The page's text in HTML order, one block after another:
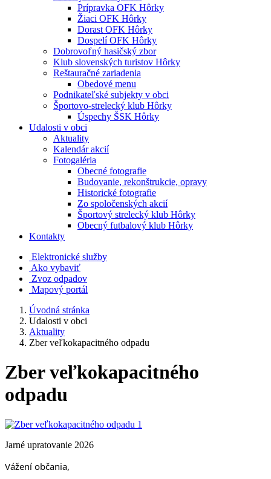
Prípravka OFK Hôrky
Žiaci OFK Hôrky
Dorast OFK Hôrky
Dospelí OFK Hôrky
Dobrovoľný hasičský zbor
Klub slovenských turistov Hôrky
Reštauračné zariadenia
Obedové menu
Podnikateľské subjekty v obci
Športovo-strelecký klub Hôrky
Úspechy ŠSK Hôrky
Udalosti v obci
Aktuality
Kalendár akcií
Fotogaléria
Obecné fotografie
Budovanie, rekonštrukcie, opravy
Historické fotografie
Zo spoločenských akcií
Športový strelecký klub Hôrky
Obecný futbalový klub Hôrky
Kontakty
Elektronické služby
Ako vybaviť
Zvoz odpadov
Mapový portál
Úvodná stránka
Udalosti v obci
Aktuality
Zber veľkokapacitného odpadu
Zber veľkokapacitného
odpadu
Jarné upratovanie 2026
Vážení občania,